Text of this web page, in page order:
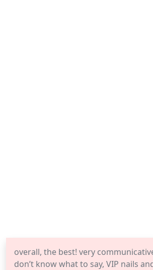
overall, the best! very
don’t know what to say, VIP nails